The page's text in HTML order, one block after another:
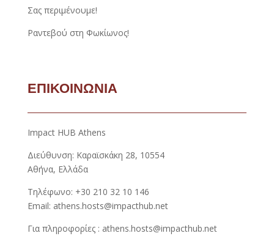
Σας περιμένουμε!
Ραντεβού στη Φωκίωνος!
ΕΠΙΚΟΙΝΩΝΙΑ
Impact HUB Athens
Διεύθυνση: Καραϊσκάκη 28, 10554
Αθήνα, Ελλάδα
Τηλέφωνο: +30 210 32 10 146
Email: athens.hosts@impacthub.net
Για πληροφορίες : athens.hosts@impacthub.net